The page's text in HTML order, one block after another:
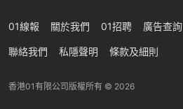
01線報 關於我們 01招聘 廣告查詢
聯絡我們 私隱聲明 條款及細則
香港01有限公司版權所有 © 2026